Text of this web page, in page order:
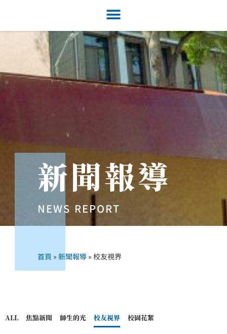
新聞報導
NEWS REPORT
首頁 »新聞報導 »校友視界
ALL 焦點新聞 師生的光 校友視界 校園花絮